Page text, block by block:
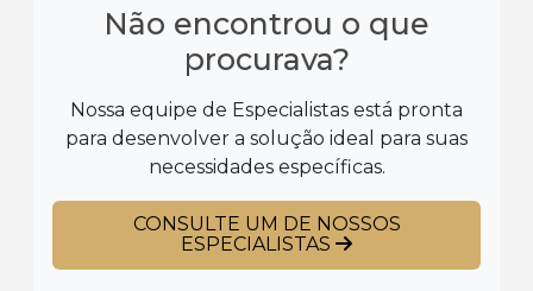
Não encontrou o que
procurava?
Nossa equipe de Especialistas está pronta
para desenvolver a solução ideal para suas
necessidades específicas.
CONSULTE UM DE NOSSOS
ESPECIALISTAS